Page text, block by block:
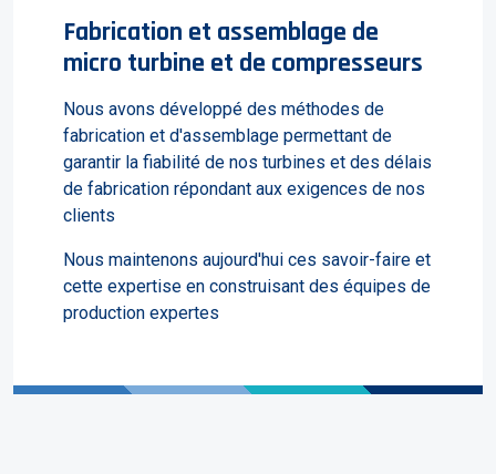
Fabrication et assemblage de
micro turbine et de compresseurs
Nous avons développé des méthodes de
fabrication et d'assemblage permettant de
garantir la fiabilité de nos turbines et des délais
de fabrication répondant aux exigences de nos
clients
Nous maintenons aujourd'hui ces savoir-faire et
cette expertise en construisant des équipes de
production expertes